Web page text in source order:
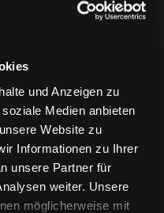
und Anzeigen zu
Medien anbieten
Website zu
Informationen zu Ihrer
unsere Partner für
weiter. Unsere
möglicherweise mit
CO
CO
CO